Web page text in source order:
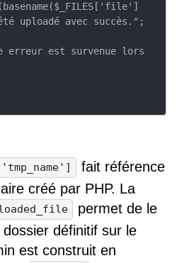
uploadé avec succès.";
fait référence
créé par PHP. La
permet de le
définitif sur le
est construit en